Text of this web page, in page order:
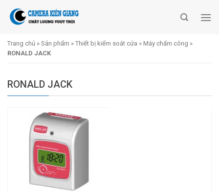
Trang chủ » Sản phẩm » Thiết bị kiểm soát cửa » Máy chấm công »
RONALD JACK
RONALD JACK